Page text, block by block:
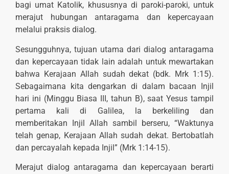
bagi umat Katolik, khususnya di paroki-paroki, untuk
merajut hubungan antaragama dan kepercayaan
melalui praksis dialog.
Sesungguhnya, tujuan utama dari dialog antaragama
dan kepercayaan tidak lain adalah untuk mewartakan
bahwa Kerajaan Allah sudah dekat (bdk. Mrk 1:15).
Sebagaimana kita dengarkan di dalam bacaan Injil
hari ini (Minggu Biasa III, tahun B), saat Yesus tampil
pertama kali di Galilea, la berkeliling dan
memberitakan Injil Allah sambil berseru, “Waktunya
telah genap, Kerajaan Allah sudah dekat. Bertobatlah
dan percayalah kepada Injil” (Mrk 1:14-15).
Merajut dialog antaragama dan kepercayaan berarti